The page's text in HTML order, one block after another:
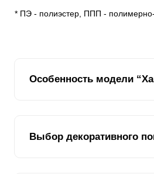
* ПЭ - полиэстер, ППП -
Особенность модели
Подобрать забор на участок
Учитывая то, что ограждения
Выбор декоративного